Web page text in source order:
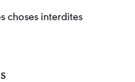
choses interdites